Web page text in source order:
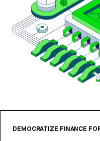
DEMOCRATIZE FINANCE